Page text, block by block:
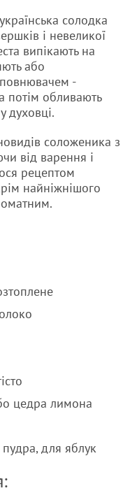
солодка
і невеликої
випікають на
або
-
потім обливають
духовці.
соложеника з
від варення і
рецептом
найніжнішого
цедра лимона
для яблук